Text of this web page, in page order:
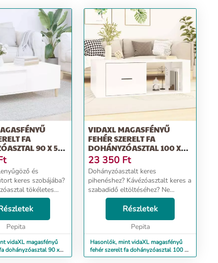
FA
90 X 50
és
keres szobájába?
tökéletes
anyag: A szerelt fa
sima felületű,
és ellenáll a
Pepita
vidaXL magasfényű
dohányzóasztal 90 x
VIDAXL MAGASFÉNYŰ
FEHÉR SZERELT FA
DOHÁNYZÓASZTAL 100 X
50,5 X 35 CM
23 350 Ft
Dohányzóasztalt keres
pihenéshez? Kávézóasztalt keres a
szabadidő eltöltéséhez? Ne
keressen tovább, mint ez a
funkcionális dohányzóasztal,
amely egyedi vizuális élményt
nyújt a térnek. Tartós anyag: A...
Részletek
Pepita
Hasonlók, mint vidaXL magasfényű
fehér szerelt fa dohányzóasztal 100 x
50,5 x 35 cm